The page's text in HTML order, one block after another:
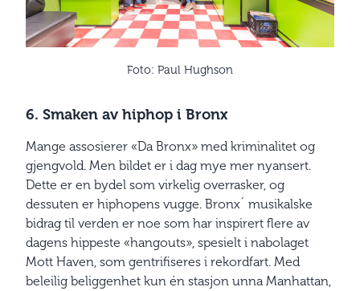
Foto: Paul Hughson
6. Smaken av hiphop i Bronx
Mange assosierer «Da Bronx» med kriminalitet og
gjengvold. Men bildet er i dag mye mer nyansert.
Dette er en bydel som virkelig overrasker, og
dessuten er hiphopens vugge. Bronx´ musikalske
bidrag til verden er noe som har inspirert flere av
dagens hippeste «hangouts», spesielt i nabolaget
Mott Haven, som gentrifiseres i rekordfart. Med
beleilig beliggenhet kun én stasjon unna Manhattan,